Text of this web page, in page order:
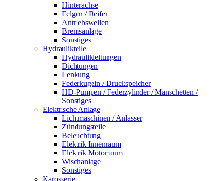
Hinterachse
Felgen / Reifen
Antriebswellen
Bremsanlage
Sonstiges
Hydraulikteile
Hydraulikleitungen
Dichtungen
Lenkung
Federkugeln / Druckspeicher
HD-Pumpen / Federzylinder / Manschetten /
Sonstiges
Elektrische Anlage
Lichtmaschinen / Anlasser
Zündungsteile
Beleuchtung
Elektrik Innenraum
Elektrik Motorraum
Wischanlage
Sonstiges
Karosserie